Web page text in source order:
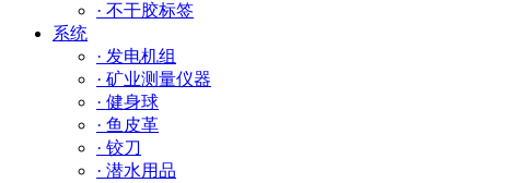
· 不干胶标签
系统
· 发电机组
· 矿业测量仪器
· 健身球
· 鱼皮革
· 铰刀
· 潜水用品